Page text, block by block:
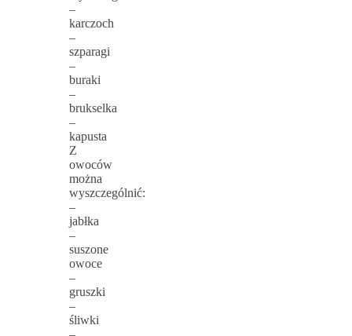
–
karczoch
–
szparagi
–
buraki
–
brukselka
–
kapusta
Z
owoców
można
wyszczególnić:
–
jabłka
–
suszone
owoce
–
gruszki
–
śliwki